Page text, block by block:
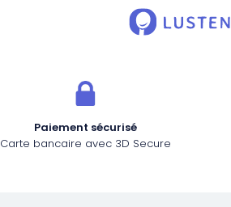
Paiement sécurisé
Carte bancaire avec 3D Secure